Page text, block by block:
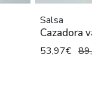
Salsa
Cazadora
53,97€